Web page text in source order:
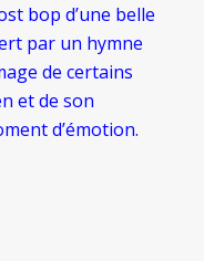
bop d’une belle
par un hymne
de certains
et de son
d’émotion.